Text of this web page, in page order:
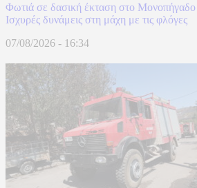
Φωτιά σε δασική έκταση στο
Ισχυρές δυνάμεις στη μάχη με τις φλόγες
07/08/2026 - 16:34